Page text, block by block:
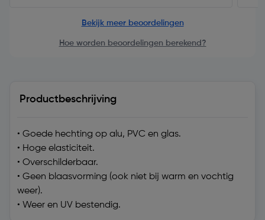
Bekijk meer beoordelingen
Hoe worden beoordelingen berekend?
Productbeschrijving
• Goede hechting op alu, PVC en glas.
• Hoge elasticiteit.
• Overschilderbaar.
• Geen blaasvorming (ook niet bij warm en vochtig
weer).
• Weer en UV bestendig.